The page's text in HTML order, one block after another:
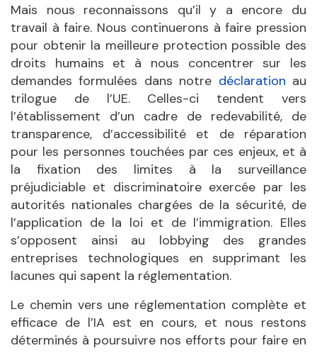
Mais nous reconnaissons qu’il y a encore du
travail à faire. Nous continuerons à faire pression
pour obtenir la meilleure protection possible des
droits humains et à nous concentrer sur les
demandes formulées dans notre déclaration au
trilogue de l’UE. Celles-ci tendent vers
l’établissement d’un cadre de redevabilité, de
transparence, d’accessibilité et de réparation
pour les personnes touchées par ces enjeux, et à
la fixation des limites à la surveillance
préjudiciable et discriminatoire exercée par les
autorités nationales chargées de la sécurité, de
l’application de la loi et de l’immigration. Elles
s’opposent ainsi au lobbying des grandes
entreprises technologiques en supprimant les
lacunes qui sapent la réglementation.
Le chemin vers une réglementation complète et
efficace de l’IA est en cours, et nous restons
déterminés à poursuivre nos efforts pour faire en